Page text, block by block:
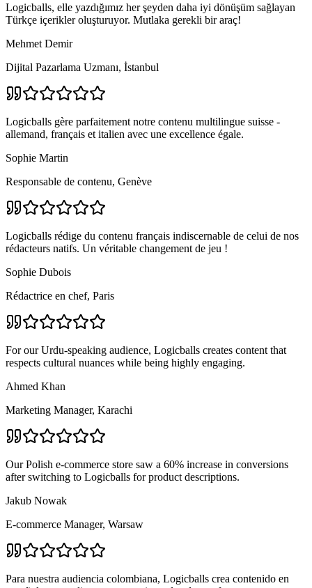
Logicballs, elle yazdığımız her şeyden daha iyi dönüşüm sağlayan
Türkçe içerikler oluşturuyor. Mutlaka gerekli bir araç!
Mehmet Demir
Dijital Pazarlama Uzmanı, İstanbul
Logicballs gère parfaitement notre contenu multilingue suisse -
allemand, français et italien avec une excellence égale.
Sophie Martin
Responsable de contenu, Genève
Logicballs rédige du contenu français indiscernable de celui de nos
rédacteurs natifs. Un véritable changement de jeu !
Sophie Dubois
Rédactrice en chef, Paris
For our Urdu-speaking audience, Logicballs creates content that
respects cultural nuances while being highly engaging.
Ahmed Khan
Marketing Manager, Karachi
Our Polish e-commerce store saw a 60% increase in conversions
after switching to Logicballs for product descriptions.
Jakub Nowak
E-commerce Manager, Warsaw
Para nuestra audiencia colombiana, Logicballs crea contenido en